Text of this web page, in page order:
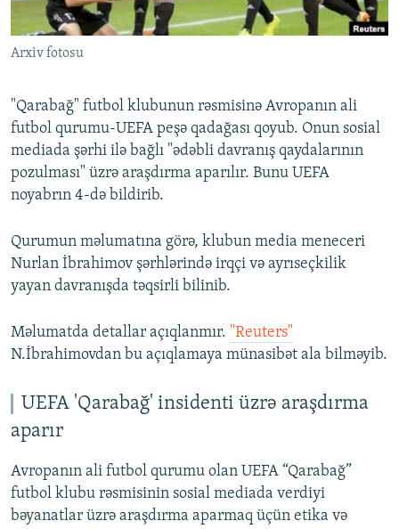
İZ - MƏDƏNIYYƏT PROQRAMI
MATERIALLARIMIZDAN ISTIFADƏ
AZADLIQRADIOSU MOBIL TELEFONUNUZDA
XƏBƏR BÜLLETENLƏRIMIZ
RFE/RL-in bütün saytları
Arxiv fotosu
"Qarabağ" futbol klubunun rəsmisinə Avropanın ali
futbol qurumu-UEFA peşə qadağası qoyub. Onun sosial
mediada şərhi ilə bağlı "ədəbli davranış qaydalarının
pozulması" üzrə araşdırma aparılır. Bunu UEFA
noyabrın 4-də bildirib.
Qurumun məlumatına görə, klubun media meneceri
Nurlan İbrahimov şərhlərində irqçi və ayrıseçkilik
yayan davranışda təqsirli bilinib.
Məlumatda detallar açıqlanmır. "Reuters"
N.İbrahimovdan bu açıqlamaya münasibət ala bilməyib.
UEFA 'Qarabağ' insidenti üzrə araşdırma
aparır
Avropanın ali futbol qurumu olan UEFA “Qarabağ”
futbol klubu rəsmisinin sosial mediada verdiyi
bəyanatlar üzrə araşdırma aparmaq üçün etika və